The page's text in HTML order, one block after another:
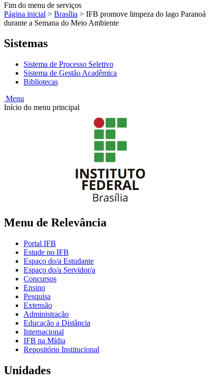
Fim do menu de serviços
Página inicial > Brasília > IFB promove limpeza do lago Paranoá
durante a Semana do Meio Ambiente
Sistemas
Sistema de Processo Seletivo
Sistema de Gestão Acadêmica
Bibliotecas
Menu
Início do menu principal
Menu de Relevância
Portal IFB
Estude no IFB
Espaço do/a Estudante
Espaço do/a Servidor/a
Concursos
Ensino
Pesquisa
Extensão
Administração
Educação a Distância
Internacional
IFB na Mídia
Repositório Institucional
Unidades